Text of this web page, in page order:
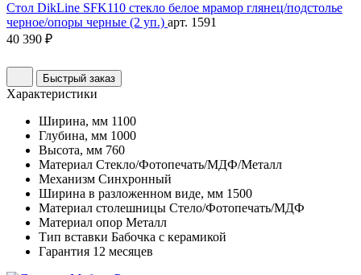
Стол DikLine SFK110 стекло белое мрамор глянец/подстолье
черное/опоры черные (2 уп.) арт. 1591
40 390 ₽
Быстрый заказ
Характеристики
Ширина, мм 1100
Глубина, мм 1000
Высота, мм 760
Материал Стекло/Фотопечать/МДФ/Металл
Механизм Синхронный
Ширина в разложенном виде, мм 1500
Материал столешницы Стело/Фотопечать/МДФ
Материал опор Металл
Тип вставки Бабочка с керамикой
Гарантия 12 месяцев